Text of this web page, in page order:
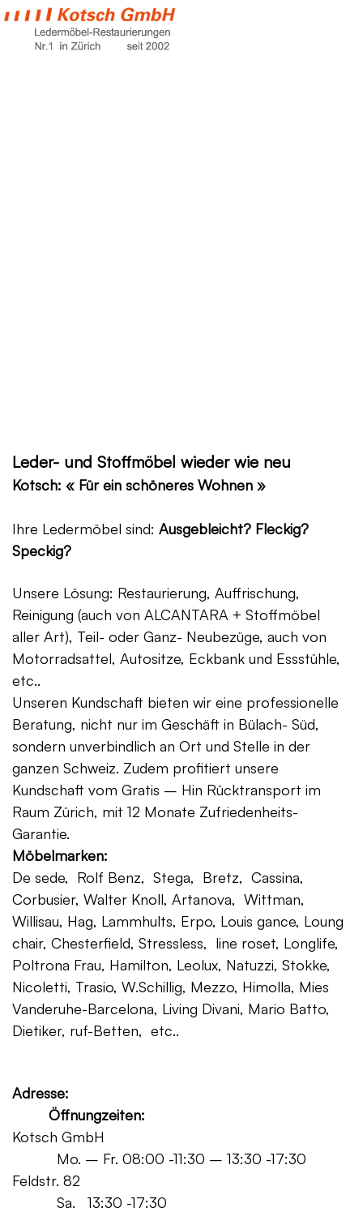
Leder- und Stoffmöbel wieder wie neu
Kotsch: « Für ein schöneres Wohnen »
Ihre Ledermöbel sind: Ausgebleicht? Fleckig?
Speckig?
Unsere Lösung: Restaurierung, Auffrischung,
Reinigung (auch von ALCANTARA + Stoffmöbel
aller Art), Teil- oder Ganz- Neubezüge, auch von
Motorradsattel, Autositze, Eckbank und Essstühle,
etc..
Unseren Kundschaft bieten wir eine professionelle
Beratung, nicht nur im Geschäft in Bülach- Süd,
sondern unverbindlich an Ort und Stelle in der
ganzen Schweiz. Zudem profitiert unsere
Kundschaft vom Gratis – Hin Rücktransport im
Raum Zürich, mit 12 Monate Zufriedenheits-
Garantie.
Möbelmarken:
De sede, Rolf Benz, Stega, Bretz, Cassina,
Corbusier, Walter Knoll, Artanova, Wittman,
Willisau, Hag, Lammhults, Erpo, Louis gance, Loung
chair, Chesterfield, Stressless, line roset, Longlife,
Poltrona Frau, Hamilton, Leolux, Natuzzi, Stokke,
Nicoletti, Trasio, W.Schillig, Mezzo, Himolla, Mies
Vanderuhe-Barcelona, Living Divani, Mario Batto,
Dietiker, ruf-Betten, etc..
Adresse:
Öffnungzeiten:
Kotsch GmbH
Mo. – Fr. 08:00 -11:30 – 13:30 -17:30
Feldstr. 82
Sa. 13:30 -17:30